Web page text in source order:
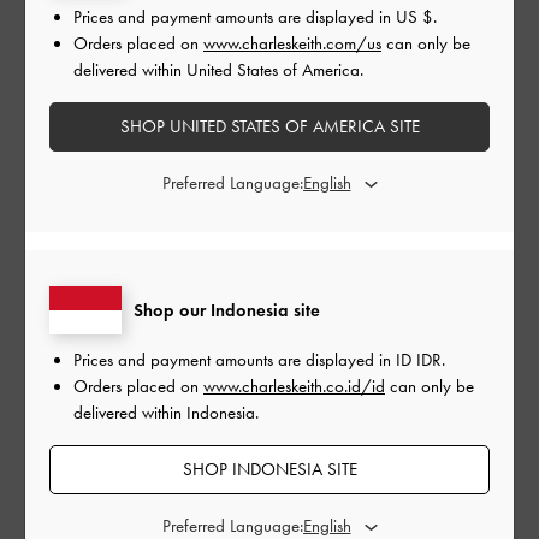
saya?
Bagaimana cara saya melakukan penukaran?
BACK TO TOP
BUTUH BANTUAN? HUBUNGI KAMI
Shop our Indonesia site
Prices and payment amounts are displayed in ID IDR.
Orders placed on www.charleskeith.co.id/id can only be
delivered within Indonesia.
SHOP INDONESIA SITE
Preferred Language:
Prices and payment amounts are displayed in US $.
Orders placed on www.charleskeith.com/us can only be
delivered within United States of America.
SHOP UNITED STATES OF AMERICA SITE
Preferred Language: